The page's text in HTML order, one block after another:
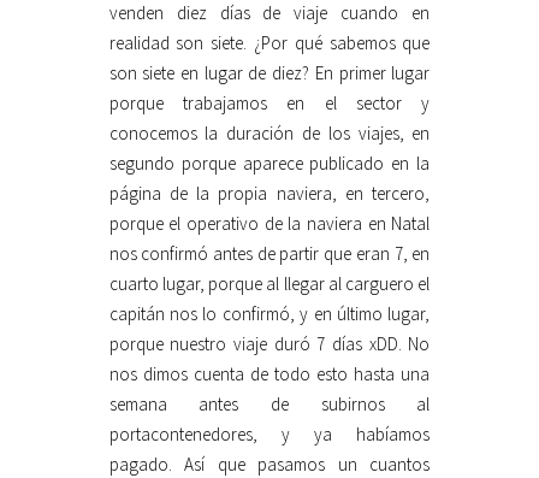
venden diez días de viaje cuando en
realidad son siete. ¿Por qué sabemos que
son siete en lugar de diez? En primer lugar
porque trabajamos en el sector y
conocemos la duración de los viajes, en
segundo porque aparece publicado en la
página de la propia naviera, en tercero,
porque el operativo de la naviera en Natal
nos confirmó antes de partir que eran 7, en
cuarto lugar, porque al llegar al carguero el
capitán nos lo confirmó, y en último lugar,
porque nuestro viaje duró 7 días xDD. No
nos dimos cuenta de todo esto hasta una
semana antes de subirnos al
portacontenedores, y ya habíamos
pagado. Así que pasamos un cuantos